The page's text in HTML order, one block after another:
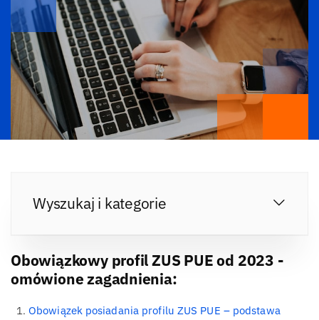
Wyszukaj i kategorie
Obowiązkowy profil ZUS PUE od 2023 -
omówione zagadnienia:
Obowiązek posiadania profilu ZUS PUE – podstawa